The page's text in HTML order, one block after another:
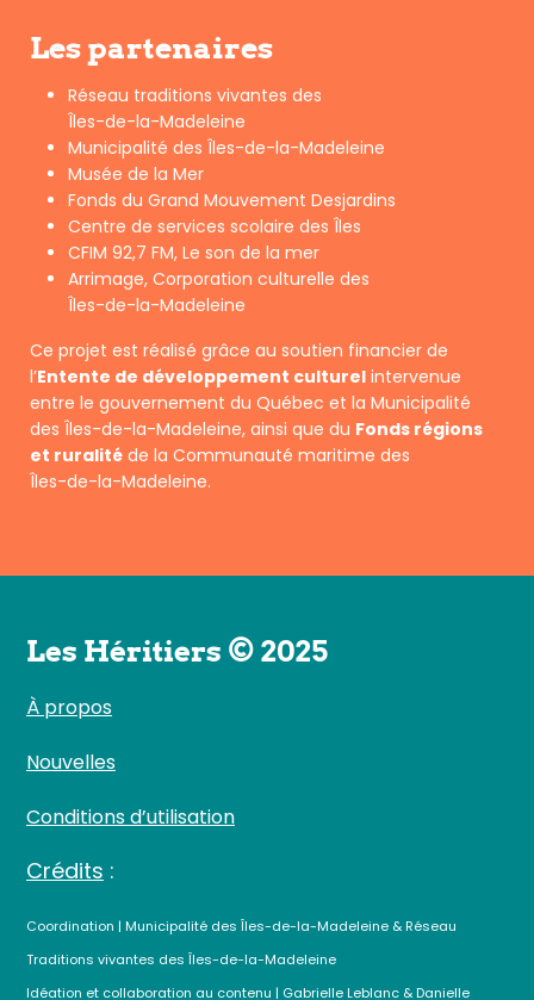
Les partenaires
Réseau traditions vivantes des
Îles-de-la-Madeleine
Municipalité des Îles-de-la-Madeleine
Musée de la Mer
Fonds du Grand Mouvement Desjardins
Centre de services scolaire des Îles
CFIM 92,7 FM, Le son de la mer
Arrimage, Corporation culturelle des
Îles-de-la-Madeleine
Ce projet est réalisé grâce au soutien financier de
l’Entente de développement culturel intervenue
entre le gouvernement du Québec et la Municipalité
des Îles-de-la-Madeleine, ainsi que du Fonds régions
et ruralité de la Communauté maritime des
Îles-de-la-Madeleine.
Les Héritiers © 2025
À propos
Nouvelles
Conditions d’utilisation
Crédits :
Coordination | Municipalité des Îles-de-la-Madeleine & Réseau
Traditions vivantes des Îles-de-la-Madeleine
Idéation et collaboration au contenu | Gabrielle Leblanc & Danielle